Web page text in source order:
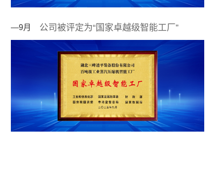
—9月 公司被评定为“国家卓越级智能工厂”